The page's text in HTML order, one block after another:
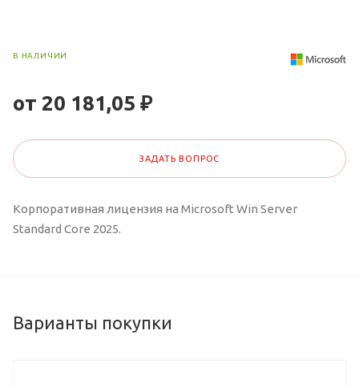
В НАЛИЧИИ
от 20 181,05 ₽
ЗАДАТЬ ВОПРОС
Корпоративная лицензия на Microsoft Win Server
Standard Core 2025.
Варианты покупки